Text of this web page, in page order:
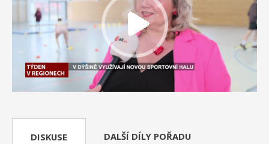
DISKUSE DALŠÍ DÍLY POŘADU